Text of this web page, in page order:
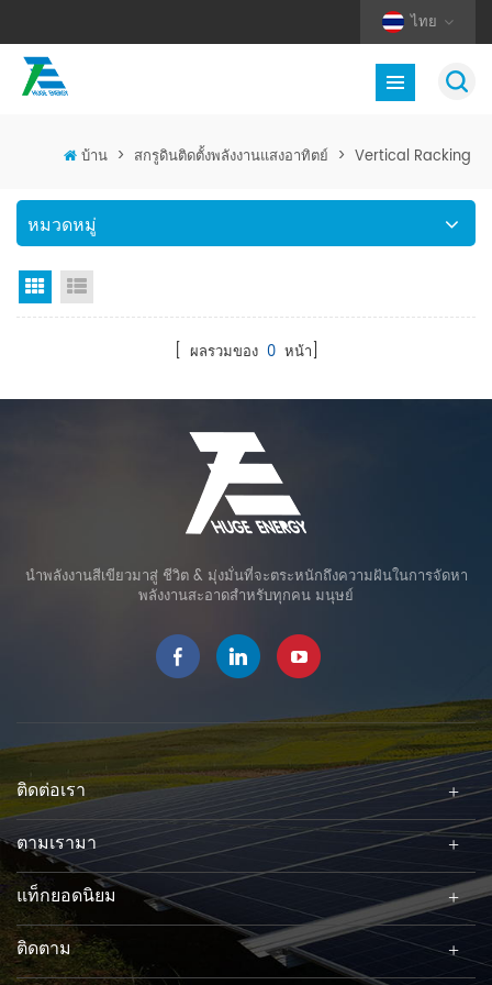
ไทย
บ้าน > สกรูดินติดตั้งพลังงานแสงอาทิตย์ > Vertical Racking
หมวดหมู่
มุมมองตาราง
[ ผลรวมของ 0หน้า]
นำพลังงานสีเขียวมาสู่ ชีวิต & มุ่งมั่นที่จะตระหนักถึงความฝันในการจัดหา
พลังงานสะอาดสำหรับทุกคน มนุษย์
ติดต่อเรา
ตามเรามา
แท็กยอดนิยม
ติดตาม